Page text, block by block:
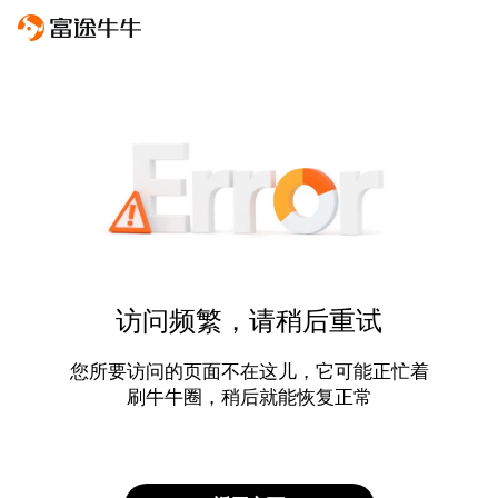
访问频繁，请稍后重试
您所要访问的页面不在这儿，它可能正忙着
刷牛牛圈，稍后就能恢复正常